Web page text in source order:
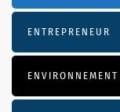
ENTREPRENEUR
ENVIRONNEMENT